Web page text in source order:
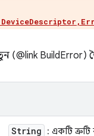
(@link BuildError)
String : একটি ত্রুটি